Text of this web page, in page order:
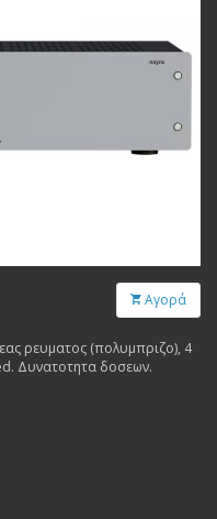
Αγορά
ρευματος (πολυμπριζο), 4
Δυνατοτητα δοσεων.